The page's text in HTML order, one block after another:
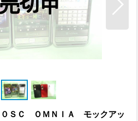
ＳＣ ＯＭＮＩＡ モックアッ